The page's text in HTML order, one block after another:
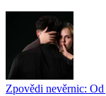
Zpovědi nevěrnic: